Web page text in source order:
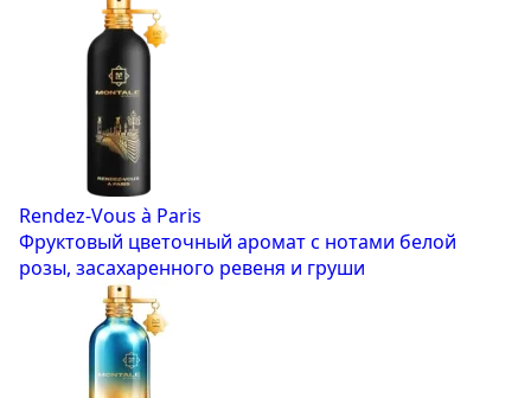
Rendez-Vous à Paris
Фруктовый цветочный аромат с нотами белой
розы, засахаренного ревеня и груши